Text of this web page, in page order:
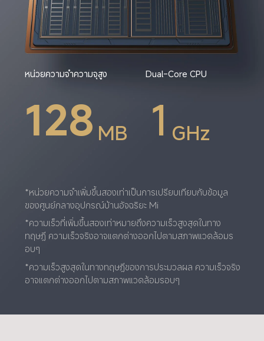
หน่วยความจำความจุสูง Dual-Core CPU
128 MB 1 GHz
*หน่วยความจำเพิ่มขึ้นสองเท่าเป็นการเปรียบเทียบกับข้อมูล
ของศูนย์กลางอุปกรณ์บ้านอัจฉริยะ Mi
*ความเร็วที่เพิ่มขึ้นสองเท่าหมายถึงความเร็วสูงสุดในทาง
ทฤษฎี ความเร็วจริงอาจแตกต่างออกไปตามสภาพแวดล้อมร
อบๆ
*ความเร็วสูงสุดในทางทฤษฎีของการประมวลผล ความเร็วจริง
อาจแตกต่างออกไปตามสภาพแวดล้อมรอบๆ